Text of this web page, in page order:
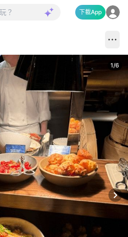
下載App
1/6